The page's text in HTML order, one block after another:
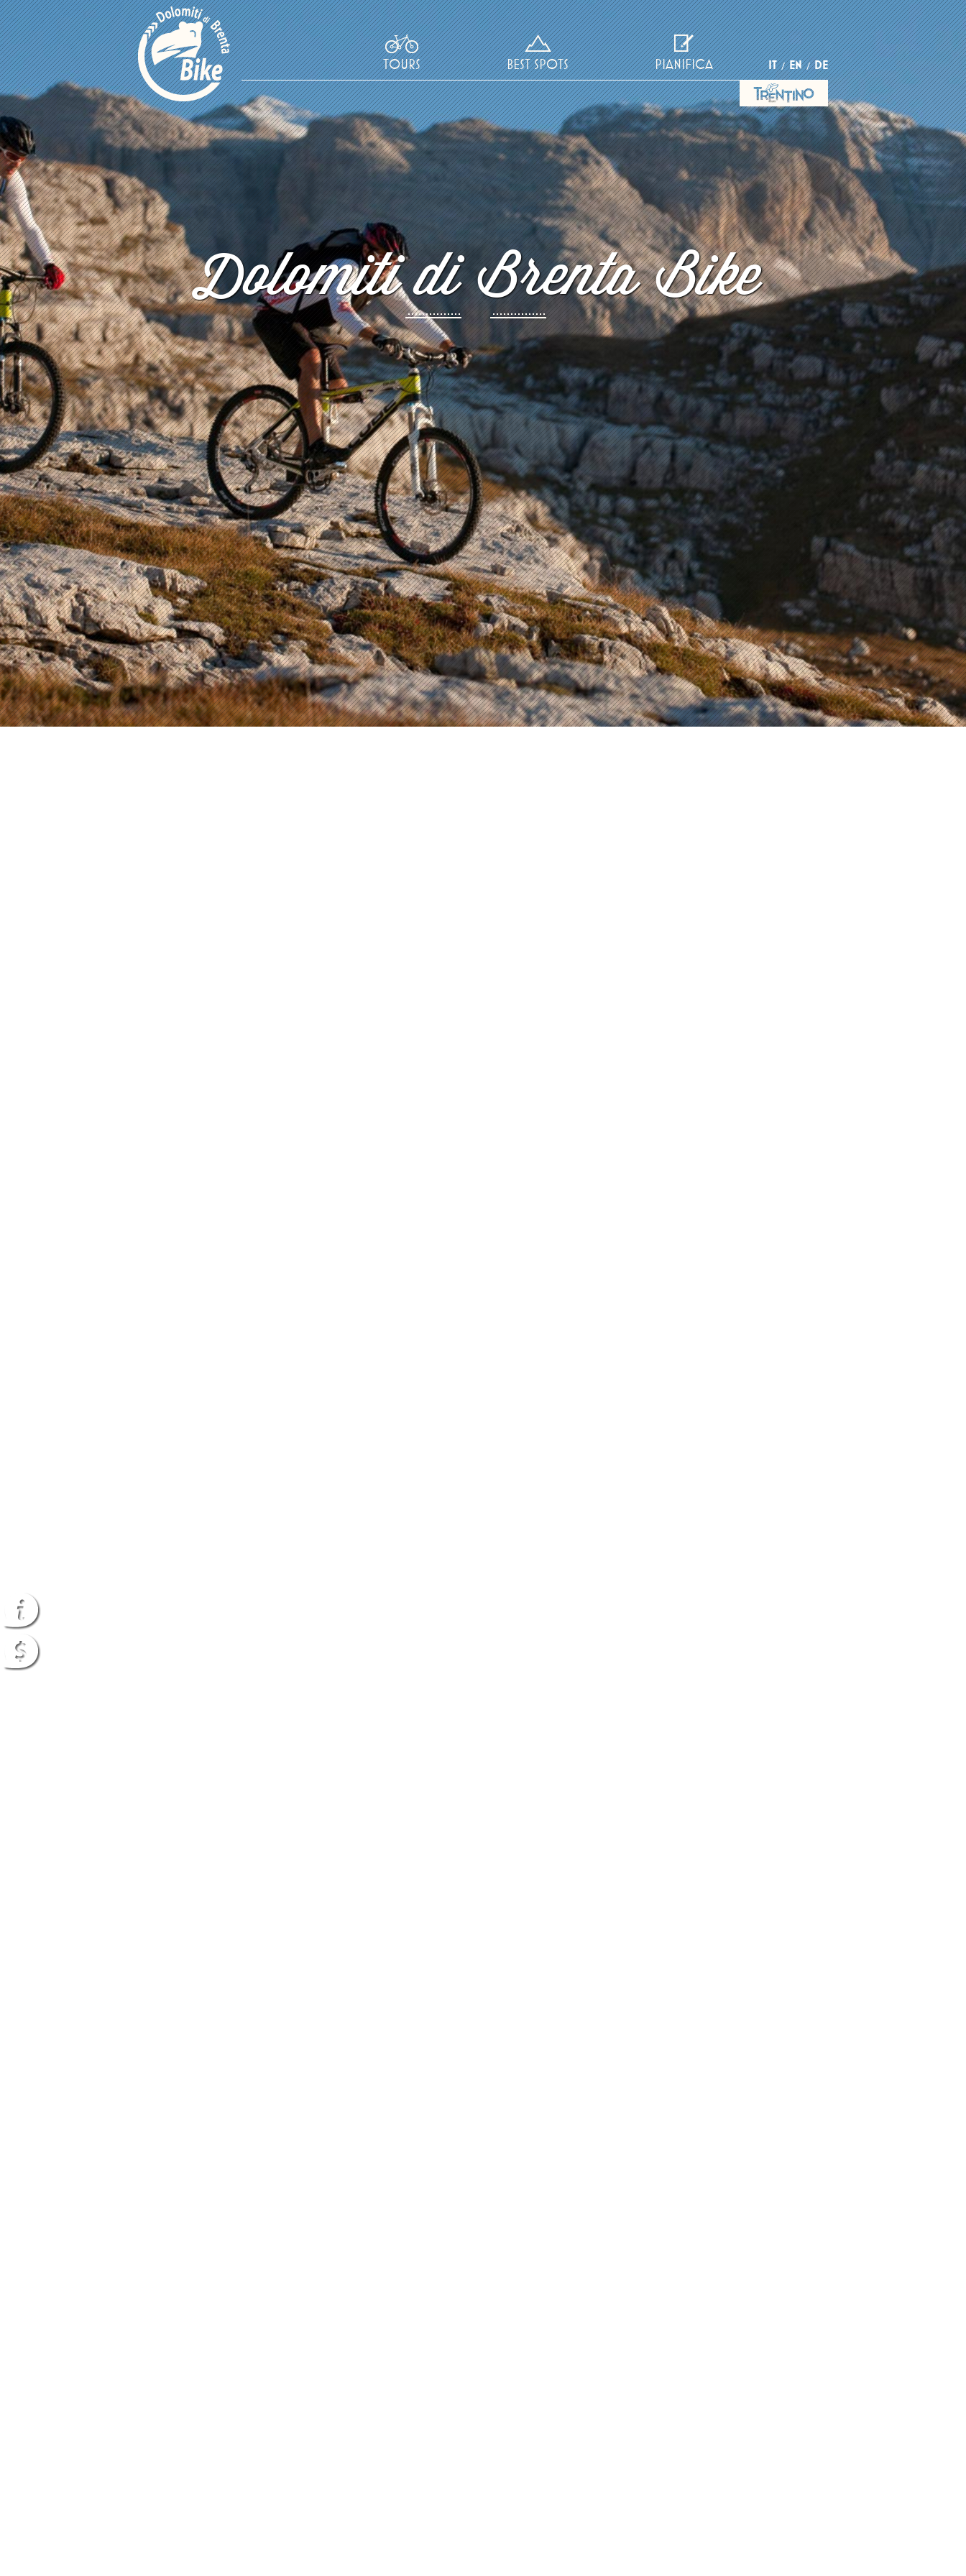
IT EN DE
TOURS BEST SPOTS PIANIFICA
Dolomiti di Brenta Bike